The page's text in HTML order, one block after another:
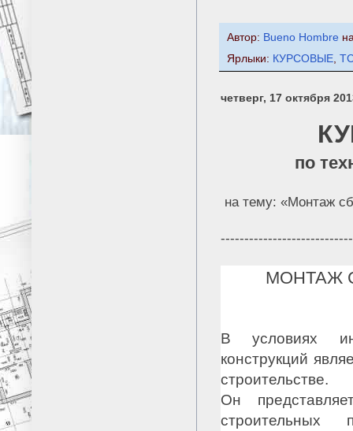
Автор: Bueno Hombre
Ярлыки: КУРСОВЫЕ
четверг, 17 октября
по
на тему: «Монтаж
МОНТАЖ
В условиях
конструкций
строительстве.
Он
строительных